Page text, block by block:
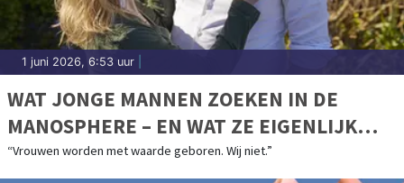
1 juni 2026, 6:53 uur
WAT JONGE MANNEN ZOEKEN IN DE
MANOSPHERE – EN WAT ZE EIGENLIJK
MISSEN
“Vrouwen worden met waarde geboren. Wij niet.”